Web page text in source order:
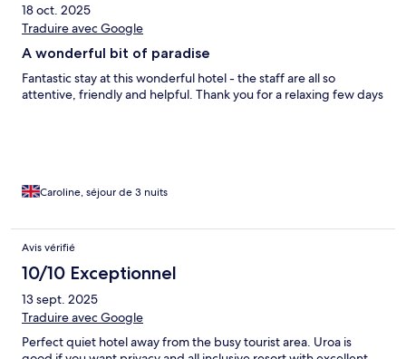
18 oct. 2025
Traduire avec Google
A wonderful bit of paradise
Fantastic stay at this wonderful hotel - the staff are all so
attentive, friendly and helpful. Thank you for a relaxing few days
Caroline, séjour de 3 nuits
Avis vérifié
10/10 Exceptionnel
13 sept. 2025
Traduire avec Google
Perfect quiet hotel away from the busy tourist area. Uroa is